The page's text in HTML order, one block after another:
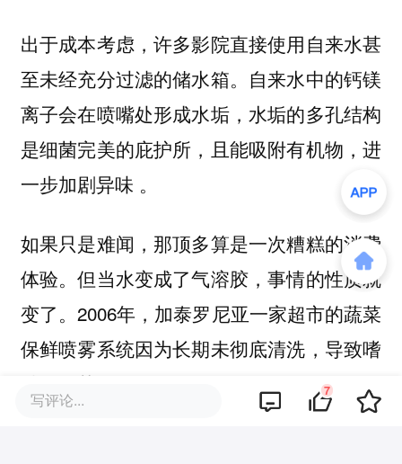
出于成本考虑，许多影院直接使用自来水甚
至未经充分过滤的储水箱。自来水中的钙镁
离子会在喷嘴处形成水垢，水垢的多孔结构
是细菌完美的庇护所，且能吸附有机物，进
一步加剧异味 。
如果只是难闻，那顶多算是一次糟糕的消费
体验。但当水变成了气溶胶，事情的性质就
变了。2006年，加泰罗尼亚一家超市的蔬菜
保鲜喷雾系统因为长期未彻底清洗，导致嗜
肺军团菌（Legionella pneumophila）在管道
内大量繁殖，最终喷出的带菌水雾导致12名
写评论... 7